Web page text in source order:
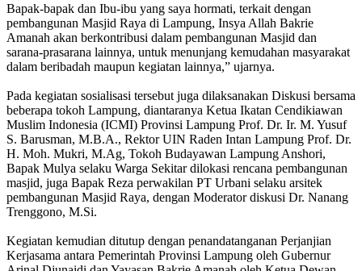
Bapak-bapak dan Ibu-ibu yang saya hormati, terkait dengan
pembangunan Masjid Raya di Lampung, Insya Allah Bakrie
Amanah akan berkontribusi dalam pembangunan Masjid dan
sarana-prasarana lainnya, untuk menunjang kemudahan masyarakat
dalam beribadah maupun kegiatan lainnya,” ujarnya.
Pada kegiatan sosialisasi tersebut juga dilaksanakan Diskusi bersama
beberapa tokoh Lampung, diantaranya Ketua Ikatan Cendikiawan
Muslim Indonesia (ICMI) Provinsi Lampung Prof. Dr. Ir. M. Yusuf
S. Barusman, M.B.A., Rektor UIN Raden Intan Lampung Prof. Dr.
H. Moh. Mukri, M.Ag, Tokoh Budayawan Lampung Anshori,
Bapak Mulya selaku Warga Sekitar dilokasi rencana pembangunan
masjid, juga Bapak Reza perwakilan PT Urbani selaku arsitek
pembangunan Masjid Raya, dengan Moderator diskusi Dr. Nanang
Trenggono, M.Si.
Kegiatan kemudian ditutup dengan penandatanganan Perjanjian
Kerjasama antara Pemerintah Provinsi Lampung oleh Gubernur